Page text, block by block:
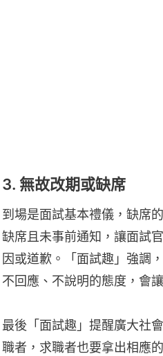
3. 無故改期或缺席
到場是面試基本禮儀，缺席
缺席且未事前通知，讓面試
因或道歉。「面試趣」強調
不回應、不說明的態度，會
最後「面試趣」提醒廣大社
職者，求職者也要拿出相應